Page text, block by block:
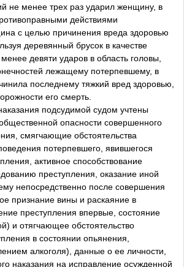
не менее трех раз ударил женщину, в
действиями
с целью причинения вреда здоровью
деревянный брусок в качестве
девяти ударов в область головы,
лежащему потерпевшему, в
последнему тяжкий вред здоровью,
его смерть.
подсудимой судом учтены
опасности совершенного
смягчающие обстоятельства
потерпевшего, явившегося
активное способствование
преступления, оказание иной
непосредственно после совершения
признание вины и раскаяние в
преступления впервые, состояние
и отягчающее обстоятельство
в состоянии опьянения,
алкоголя), данные о ее личности,
наказания на исправление осужденной